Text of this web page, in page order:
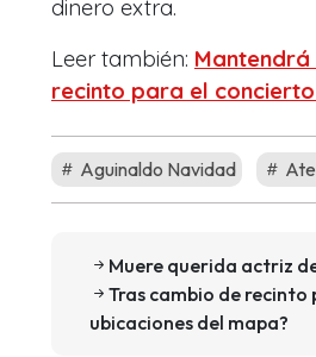
dinero extra.
Leer también: Mantendrá
recinto para el
Aguinaldo Navidad
Muere querida actriz de
Tras cambio de recinto
ubicaciones del mapa?